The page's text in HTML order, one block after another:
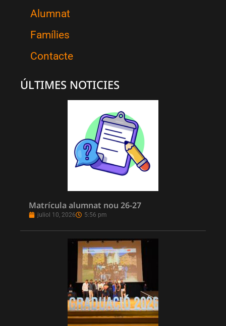
Alumnat
Famílies
Contacte
ÚLTIMES NOTICIES
Matrícula alumnat nou 26-27
juliol 10, 2026 5:56 pm